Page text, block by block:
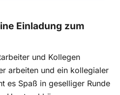
Einladung zum
und Kollegen
arbeiten und ein kollegialer
es Spaß in geselliger Runde